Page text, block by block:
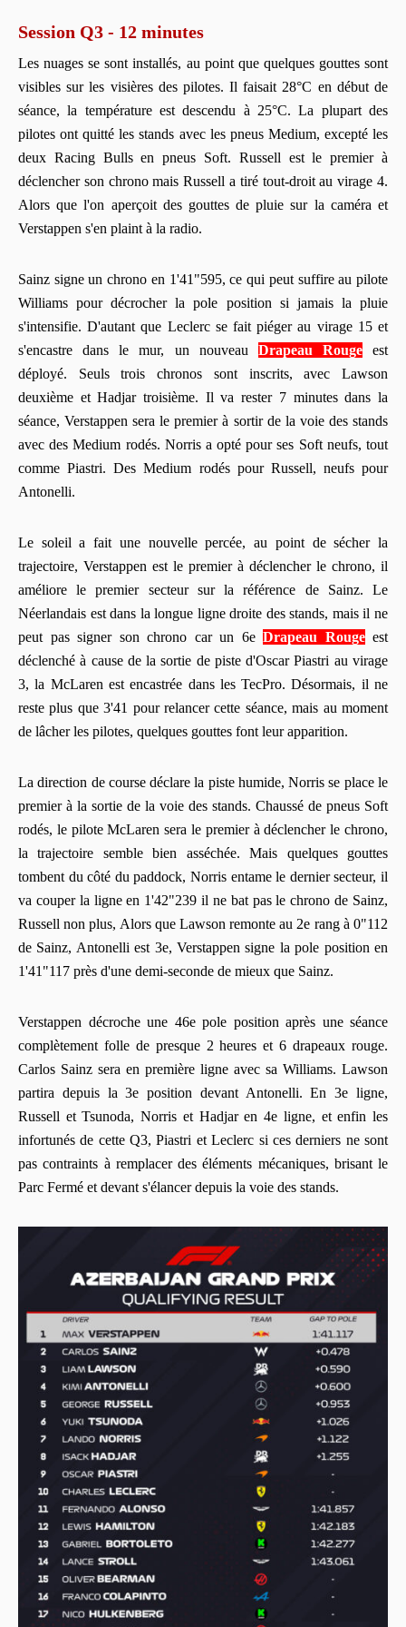
Session Q3 - 12 minutes
Les nuages se sont installés, au point que quelques gouttes sont
visibles sur les visières des pilotes. Il faisait 28°C en début de
séance, la température est descendu à 25°C. La plupart des
pilotes ont quitté les stands avec les pneus Medium, excepté les
deux Racing Bulls en pneus Soft. Russell est le premier à
déclencher son chrono mais Russell a tiré tout-droit au virage 4.
Alors que l'on aperçoit des gouttes de pluie sur la caméra et
Verstappen s'en plaint à la radio.
Sainz signe un chrono en 1'41"595, ce qui peut suffire au pilote
Williams pour décrocher la pole position si jamais la pluie
s'intensifie. D'autant que Leclerc se fait piéger au virage 15 et
s'encastre dans le mur, un nouveau Drapeau Rougeest
déployé. Seuls trois chronos sont inscrits, avec Lawson
deuxième et Hadjar troisième. Il va rester 7 minutes dans la
séance, Verstappen sera le premier à sortir de la voie des stands
avec des Medium rodés. Norris a opté pour ses Soft neufs, tout
comme Piastri. Des Medium rodés pour Russell, neufs pour
Antonelli.
Le soleil a fait une nouvelle percée, au point de sécher la
trajectoire, Verstappen est le premier à déclencher le chrono, il
améliore le premier secteur sur la référence de Sainz. Le
Néerlandais est dans la longue ligne droite des stands, mais il ne
peut pas signer son chrono car un 6e Drapeau Rougeest
déclenché à cause de la sortie de piste d'Oscar Piastri au virage
3, la McLaren est encastrée dans les TecPro. Désormais, il ne
reste plus que 3'41 pour relancer cette séance, mais au moment
de lâcher les pilotes, quelques gouttes font leur apparition.
La direction de course déclare la piste humide, Norris se place le
premier à la sortie de la voie des stands. Chaussé de pneus Soft
rodés, le pilote McLaren sera le premier à déclencher le chrono,
la trajectoire semble bien asséchée. Mais quelques gouttes
tombent du côté du paddock, Norris entame le dernier secteur, il
va couper la ligne en 1'42"239 il ne bat pas le chrono de Sainz,
Russell non plus, Alors que Lawson remonte au 2e rang à 0"112
de Sainz, Antonelli est 3e, Verstappen signe la pole position en
1'41"117 près d'une demi-seconde de mieux que Sainz.
Verstappen décroche une 46e pole position après une séance
complètement folle de presque 2 heures et 6 drapeaux rouge.
Carlos Sainz sera en première ligne avec sa Williams. Lawson
partira depuis la 3e position devant Antonelli. En 3e ligne,
Russell et Tsunoda, Norris et Hadjar en 4e ligne, et enfin les
infortunés de cette Q3, Piastri et Leclerc si ces derniers ne sont
pas contraints à remplacer des éléments mécaniques, brisant le
Parc Fermé et devant s'élancer depuis la voie des stands.